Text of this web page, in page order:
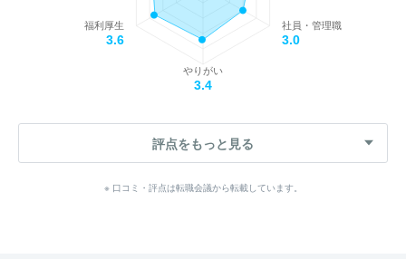
社員・管理職
3.0
やりがい
3.4
福利厚生
3.6
評点をもっと見る
※ 口コミ・評点は転職会議から転載しています。